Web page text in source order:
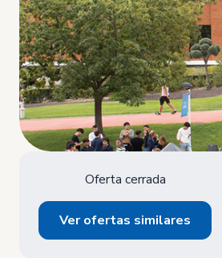
Oferta cerrada
Ver ofertas similares